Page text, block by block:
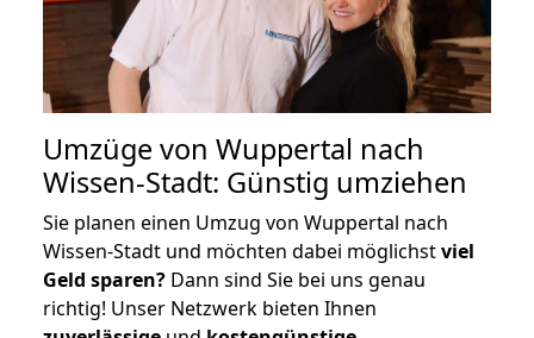
Umzüge von Wuppertal nach
Wissen-Stadt: Günstig umziehen
Sie planen einen Umzug von Wuppertal nach
Wissen-Stadt und möchten dabei möglichstviel
Geld sparen? Dann sind Sie bei uns genau
richtig! Unser Netzwerk bieten Ihnen